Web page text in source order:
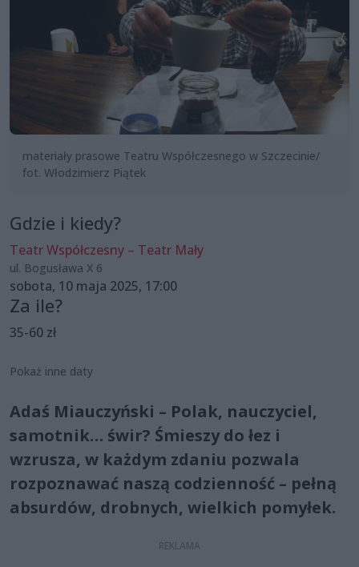
materiały prasowe Teatru Współczesnego w Szczecinie/
fot. Włodzimierz Piątek
Gdzie i kiedy?
Teatr Współczesny – Teatr Mały
ul. Bogusława X 6
sobota, 10 maja 2025, 17:00
Za ile?
35-60 zł
Pokaż inne daty
Adaś Miauczyński – Polak, nauczyciel,
samotnik… świr? Śmieszy do łez i
wzrusza, w każdym zdaniu pozwala
rozpoznawać naszą codzienność – pełną
absurdów, drobnych, wielkich pomyłek.